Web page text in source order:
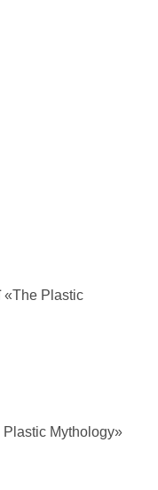
«The Plastic
Plastic Mythology»